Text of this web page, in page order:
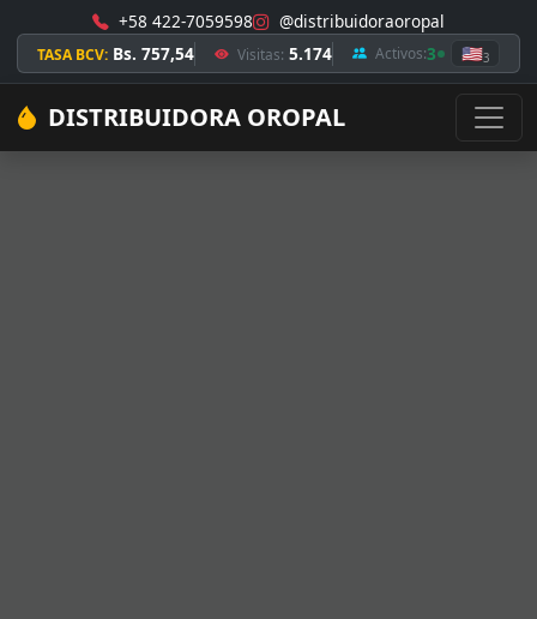
+58 422-7059598 @distribuidoraoropal
TASA BCV: Bs. 757,54 Visitas: 5.174 Activos:3 🇺🇸3
DISTRIBUIDORA OROPAL